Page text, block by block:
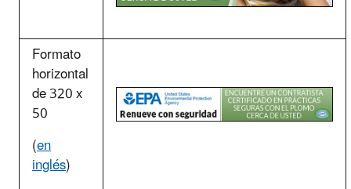
Formato
horizontal
de 320 x
50
(en
inglés)